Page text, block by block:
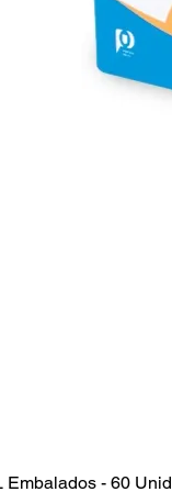
Embalados - 60 Unid